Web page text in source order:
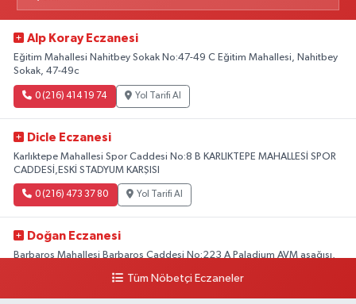
Alp Koray Eczanesi
Eğitim Mahallesi Nahitbey Sokak No:47-49 C Eğitim Mahallesi, Nahitbey
Sokak, 47-49c
0 (216) 414 19 74 Yol Tarifi Al
Dicle Eczanesi
Karlıktepe Mahallesi Spor Caddesi No:8 B KARLIKTEPE MAHALLESİ SPOR
CADDESİ,ESKİ STADYUM KARŞISI
0 (216) 473 37 80 Yol Tarifi Al
Doğan Eczanesi
Barbaros Mahallesi Barbaros Caddesi No:223 A Paladium AVM aşağısı,
Tüm Nöbetçi Eczaneler